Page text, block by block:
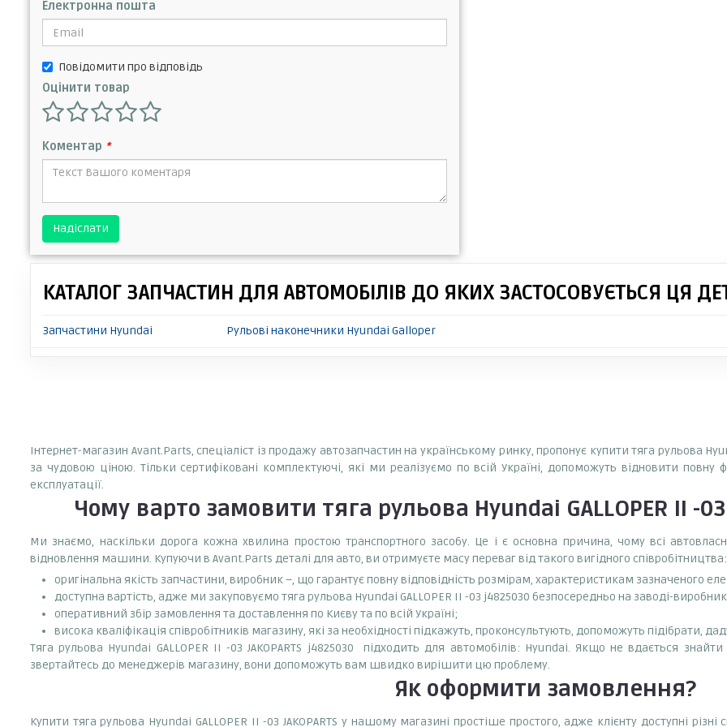
Електронна пошта
Повідомити про відповідь
Оцінити товар
Коментар *
Надіслати
КАТАЛОГ ЗАПЧАСТИН ДЛЯ АВТОМОБІЛІВ ДО ЯКИХ ЗАСТОСОВУЄТЬСЯ ЦЯ
Запчастини Hyundai Рульові наконечники Hyundai Galloper
Інтернет-магазин Avant.Parts, спеціаліст із продажу автозапчастин на українському ринку, пропонує купити тяга рульова
за чудовою ціною. Тільки сертифіковані комплектуючі, які ми реалізуємо по всій Україні, допоможуть відновити повну
експлуатації.
Чому варто замовити тяга рульова Hyundai GALLOPER II -03
Ми знаємо, наскільки дорога кожна хвилина простою транспортного засобу. Це і є основна причина, чому всі
відновлення машини. Купуючи в Avant.Parts деталі для авто, ви отримуєте масу переваг від такого вигідного співробітництва:
оригінальна якість запчастини, виробник –, що гарантує повну відповідність розмірам, характеристикам зазначеного
доступна вартість, адже ми закуповуємо тяга рульова Hyundai GALLOPER II -03 j4825030 безпосередньо на заводі-
оперативний збір замовлення та доставлення по Києву та по всій Україні;
висока кваліфікація співробітників магазину, які за необхідності підкажуть, проконсультують, допоможуть підібрати,
Тяга рульова Hyundai GALLOPER II -03 JAKOPARTS j4825030 підходить для автомобілів: Hyundai. Якщо не вдається
звертайтесь до менеджерів магазину, вони допоможуть вам швидко вирішити цю проблему.
Як оформити замовлення?
Купити тяга рульова Hyundai GALLOPER II -03 JAKOPARTS у нашому магазині простіше простого, адже клієнту доступні